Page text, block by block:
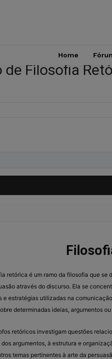
Home
de Filosofia
retórica é um ramo da filosofia que se
através do discurso. Ela se
e estratégias utilizadas na
determinadas ideias, argumentos
retóricos investigam questões
argumentos, à estrutura e
temas pertinentes à arte da